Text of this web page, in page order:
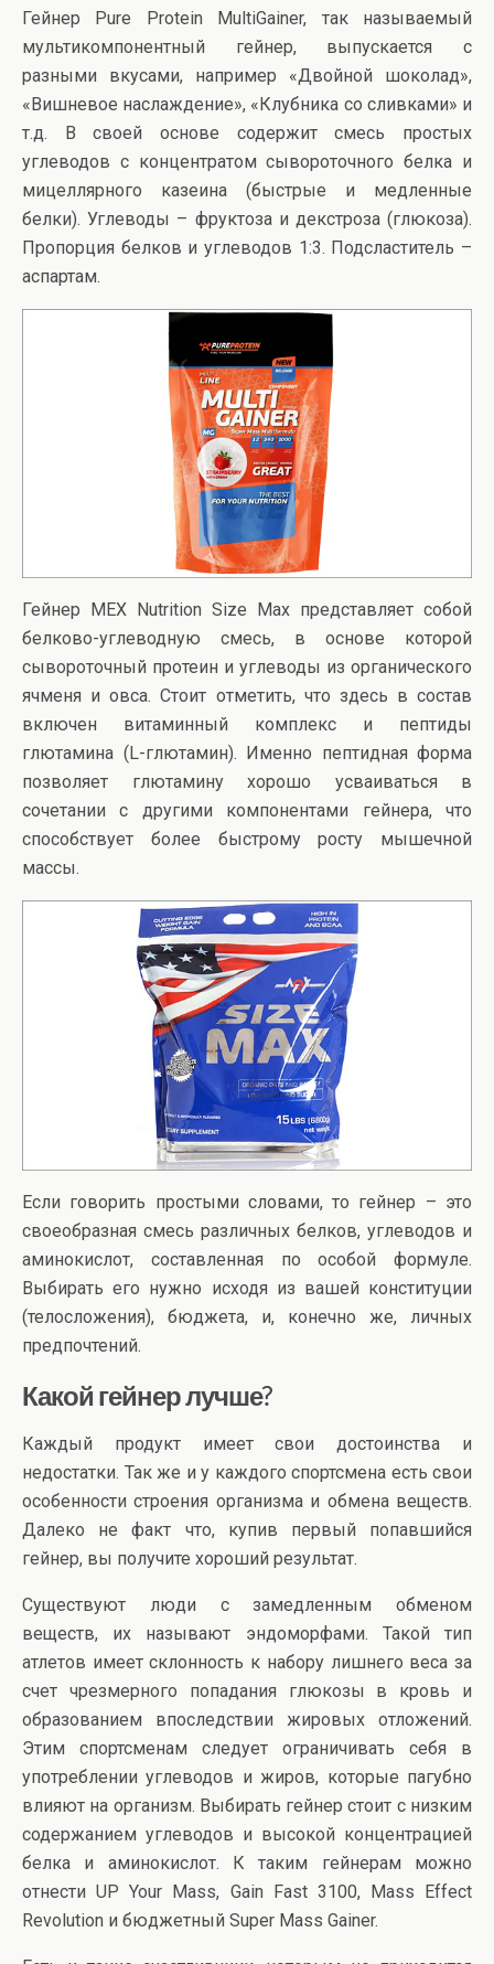
Гейнер Pure Protein MultiGainer, так называемый
мультикомпонентный гейнер, выпускается с
разными вкусами, например «Двойной шоколад»,
«Вишневое наслаждение», «Клубника со сливками» и
т.д. В своей основе содержит смесь простых
углеводов с концентратом сывороточного белка и
мицеллярного казеина (быстрые и медленные
белки). Углеводы – фруктоза и декстроза (глюкоза).
Пропорция белков и углеводов 1:3. Подсластитель –
аспартам.
Гейнер MEX Nutrition Size Max представляет собой
белково-углеводную смесь, в основе которой
сывороточный протеин и углеводы из органического
ячменя и овса. Стоит отметить, что здесь в состав
включен витаминный комплекс и пептиды
глютамина (L-глютамин). Именно пептидная форма
позволяет глютамину хорошо усваиваться в
сочетании с другими компонентами гейнера, что
способствует более быстрому росту мышечной
массы.
Если говорить простыми словами, то гейнер – это
своеобразная смесь различных белков, углеводов и
аминокислот, составленная по особой формуле.
Выбирать его нужно исходя из вашей конституции
(телосложения), бюджета, и, конечно же, личных
предпочтений.
Какой гейнер лучше?
Каждый продукт имеет свои достоинства и
недостатки. Так же и у каждого спортсмена есть свои
особенности строения организма и обмена веществ.
Далеко не факт что, купив первый попавшийся
гейнер, вы получите хороший результат.
Существуют люди с замедленным обменом
веществ, их называют эндоморфами. Такой тип
атлетов имеет склонность к набору лишнего веса за
счет чрезмерного попадания глюкозы в кровь и
образованием впоследствии жировых отложений.
Этим спортсменам следует ограничивать себя в
употреблении углеводов и жиров, которые пагубно
влияют на организм. Выбирать гейнер стоит с низким
содержанием углеводов и высокой концентрацией
белка и аминокислот. К таким гейнерам можно
отнести UP Your Mass, Gain Fast 3100, Mass Effect
Revolution и бюджетный Super Mass Gainer.